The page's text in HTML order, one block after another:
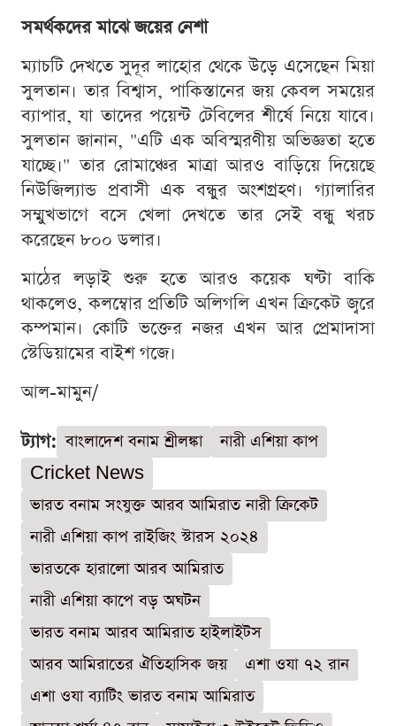
সমর্থকদের মাঝে জয়ের নেশা
ম্যাচটি দেখতে সুদূর লাহোর থেকে উড়ে এসেছেন মিয়া
সুলতান। তার বিশ্বাস, পাকিস্তানের জয় কেবল সময়ের
ব্যাপার, যা তাদের পয়েন্ট টেবিলের শীর্ষে নিয়ে যাবে।
সুলতান জানান, "এটি এক অবিস্মরণীয় অভিজ্ঞতা হতে
যাচ্ছে।" তার রোমাঞ্চের মাত্রা আরও বাড়িয়ে দিয়েছে
নিউজিল্যান্ড প্রবাসী এক বন্ধুর অংশগ্রহণ। গ্যালারির
সম্মুখভাগে বসে খেলা দেখতে তার সেই বন্ধু খরচ
করেছেন ৮০০ ডলার।
মাঠের লড়াই শুরু হতে আরও কয়েক ঘণ্টা বাকি
থাকলেও, কলম্বোর প্রতিটি অলিগলি এখন ক্রিকেট জ্বরে
কম্পমান। কোটি ভক্তের নজর এখন আর প্রেমাদাসা
স্টেডিয়ামের বাইশ গজে।
আল-মামুন/
ট্যাগ: বাংলাদেশ বনাম শ্রীলঙ্কা
নারী এশিয়া কাপ
Cricket News
ভারত বনাম সংযুক্ত আরব আমিরাত নারী ক্রিকেট
নারী এশিয়া কাপ রাইজিং স্টারস ২০২৪
ভারতকে হারালো আরব আমিরাত
নারী এশিয়া কাপে বড় অঘটন
ভারত বনাম আরব আমিরাত হাইলাইটস
আরব আমিরাতের ঐতিহাসিক জয়
এশা ওযা ৭২ রান
এশা ওযা ব্যাটিং ভারত বনাম আমিরাত